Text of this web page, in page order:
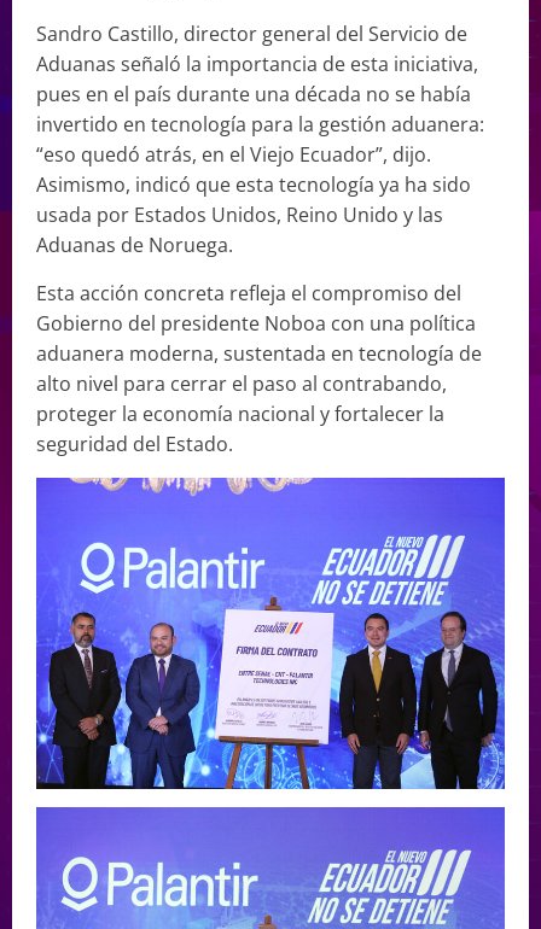
Sandro Castillo, director general del Servicio de
Aduanas señaló la importancia de esta iniciativa,
pues en el país durante una década no se había
invertido en tecnología para la gestión aduanera:
“eso quedó atrás, en el Viejo Ecuador”, dijo.
Asimismo, indicó que esta tecnología ya ha sido
usada por Estados Unidos, Reino Unido y las
Aduanas de Noruega.
Esta acción concreta refleja el compromiso del
Gobierno del presidente Noboa con una política
aduanera moderna, sustentada en tecnología de
alto nivel para cerrar el paso al contrabando,
proteger la economía nacional y fortalecer la
seguridad del Estado.